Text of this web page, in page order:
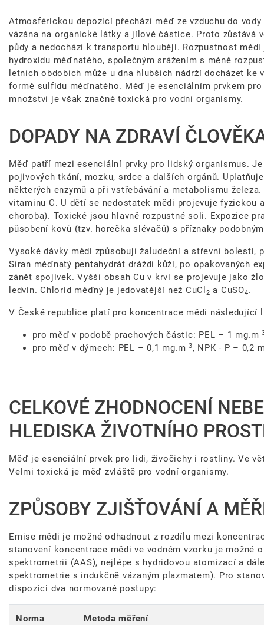
Atmosférickou depozicí přechází měď ze vzduchu do
vázána na organické látky a jílové částice. Proto zůstává
půdy a nedochází k transportu hlouběji. Rozpustnost
hydroxidu měďnatého, společným srážením s méně
letních obdobích může u dna hlubších nádrží docházet ke
formě sulfidu měďnatého. Měď je esenciálním prvkem
množství je však značně toxická pro vodní organismy.
DOPADY NA ZDRAVÍ
Měď patří mezi esenciální prvky pro lidský organismus.
pojivových tkání, mozku, srdce a dalších orgánů.
některých enzymů a při vstřebávání a metabolismu
vitaminu C. U dětí se nedostatek mědi projevuje fyzickou
choroba). Toxické jsou hlavně rozpustné soli. Expozice
působení kovů (tzv. horečka slévačů) s příznaky
Vysoké dávky mědi způsobují žaludeční a střevní bolesti,
Síran měďnatý pentahydrát dráždí kůži, po opakovaných
zánět spojivek. Vyšší obsah Cu v krvi se projevuje jako
ledvin. Chlorid měďný je jedovatější než CuCl 2 a CuSO4.
V České republice platí pro koncentrace mědi následující
pro měď v podobě prachových částic: PEL – 1 mg.m-
pro měď v dýmech: PEL – 0,1 mg.m-3, NPK - P – 0,2
CELKOVÉ ZHODNOCENÍ
HLEDISKA ŽIVOTNÍHO
Měď je esenciální prvek pro lidi, živočichy i rostliny. Ve
Velmi toxická je měď zvláště pro vodní organismy.
ZPŮSOBY ZJIŠŤOVÁNÍ A
Emise mědi je možné odhadnout z rozdílu mezi
stanovení koncentrace mědi ve vodném vzorku je možné
spektrometrii (AAS), nejlépe s hydridovou atomizací a
spektrometrie s indukčně vázaným plazmatem). Pro
dispozici dva normované postupy:
Norma Metoda měření